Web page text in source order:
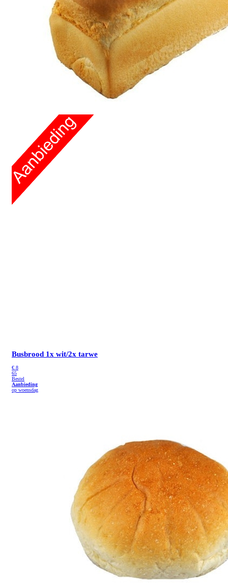
Busbrood 1x wit/2x tarwe
€ 8
65
Bestel
Aanbieding
op woensdag